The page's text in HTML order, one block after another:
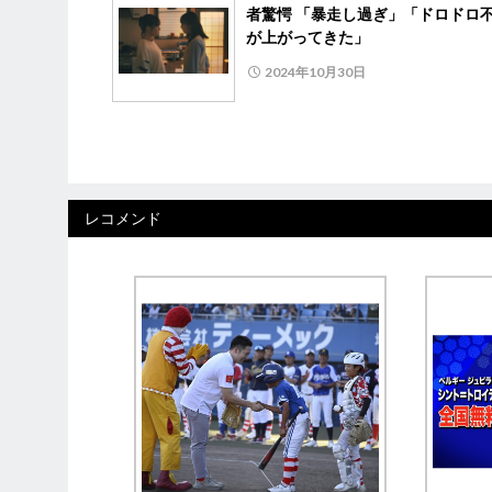
者驚愕 「暴走し過ぎ」「ドロドロ
が上がってきた」
2024年10月30日
レコメンド